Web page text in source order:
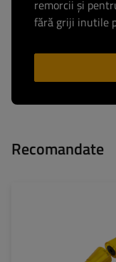
remorcii și
fără griji inutile
Recomandate